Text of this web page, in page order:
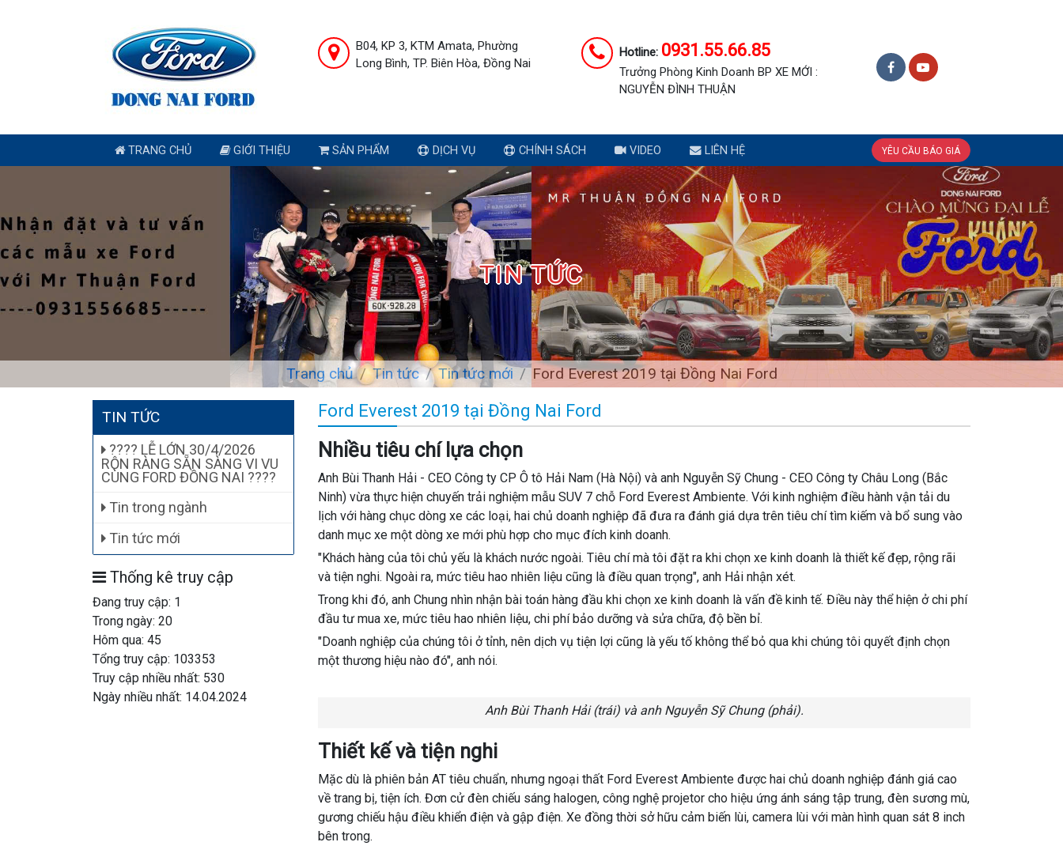
B04, KP 3, KTM Amata, Phường
Long Bình, TP. Biên Hòa, Đồng Nai
Hotline: 0931.55.66.85
Trưởng Phòng Kinh Doanh BP XE MỚI :
NGUYỄN ĐÌNH THUẬN
TRANG CHỦ GIỚI THIỆU SẢN PHẨM DỊCH VỤ CHÍNH SÁCH VIDEO LIÊN HỆ YÊU CẦU BÁO GIÁ
TIN TỨC
Trang chủ Tin tức Tin tức mới Ford Everest 2019 tại Đồng Nai Ford
Ford Everest 2019 tại Đồng Nai Ford
Nhiều tiêu chí lựa chọn
Anh Bùi Thanh Hải - CEO Công ty CP Ô tô Hải Nam (Hà Nội) và anh Nguyễn Sỹ Chung - CEO Công ty Châu Long (Bắc
Ninh) vừa thực hiện chuyến trải nghiệm mẫu SUV 7 chỗ Ford Everest Ambiente. Với kinh nghiệm điều hành vận tải du
lịch với hàng chục dòng xe các loại, hai chủ doanh nghiệp đã đưa ra đánh giá dựa trên tiêu chí tìm kiếm và bổ sung vào
danh mục xe một dòng xe mới phù hợp cho mục đích kinh doanh.
"Khách hàng của tôi chủ yếu là khách nước ngoài. Tiêu chí mà tôi đặt ra khi chọn xe kinh doanh là thiết kế đẹp, rộng rãi
và tiện nghi. Ngoài ra, mức tiêu hao nhiên liệu cũng là điều quan trọng", anh Hải nhận xét.
Trong khi đó, anh Chung nhìn nhận bài toán hàng đầu khi chọn xe kinh doanh là vấn đề kinh tế. Điều này thể hiện ở chi phí
đầu tư mua xe, mức tiêu hao nhiên liệu, chi phí bảo dưỡng và sửa chữa, độ bền bỉ.
"Doanh nghiệp của chúng tôi ở tỉnh, nên dịch vụ tiện lợi cũng là yếu tố không thể bỏ qua khi chúng tôi quyết định chọn
một thương hiệu nào đó", anh nói.
Anh Bùi Thanh Hải (trái) và anh Nguyễn Sỹ Chung (phải).
Thiết kế và tiện nghi
Mặc dù là phiên bản AT tiêu chuẩn, nhưng ngoại thất Ford Everest Ambiente được hai chủ doanh nghiệp đánh giá cao
về trang bị, tiện ích. Đơn cử đèn chiếu sáng halogen, công nghệ projetor cho hiệu ứng ánh sáng tập trung, đèn sương mù,
gương chiếu hậu điều khiển điện và gập điện. Xe đồng thời sở hữu cảm biến lùi, camera lùi với màn hình quan sát 8 inch
bên trong.
TIN TỨC
???? LỄ LỚN 30/4/2026
RỘN RÀNG SẴN SÀNG VI VU
CÙNG FORD ĐỒNG NAI ????
Tin trong ngành
Tin tức mới
Thống kê truy cập
Đang truy cập: 1
Trong ngày: 20
Hôm qua: 45
Tổng truy cập: 103353
Truy cập nhiều nhất: 530
Ngày nhiều nhất: 14.04.2024